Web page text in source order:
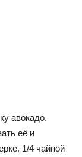
авокадо.
её и
1/4 чайной